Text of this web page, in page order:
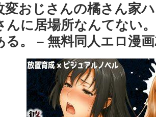
変おじさんの橘さん家
んに居場所なんてない
る。 – 無料同人エロ漫